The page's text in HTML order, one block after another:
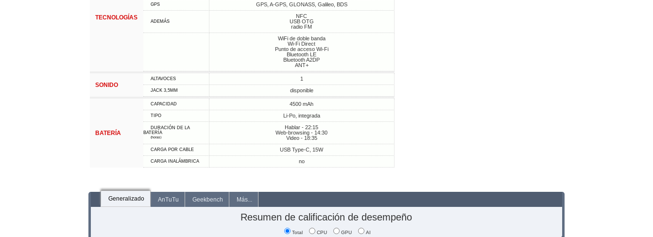
TECNOLOGÍAS
GPS GPS, A-GPS, GLONASS, Galileo, BDS
ADEMÁS
NFC
USB OTG
radio FM
WiFi de doble banda
Wi-Fi Direct
Punto de acceso Wi-Fi
Bluetooth LE
Bluetooth A2DP
ANT+
SONIDO
ALTAVOCES 1
JACK 3,5MM disponible
BATERÍA
CAPACIDAD 4500 mAh
TIPO Li-Po, integrada
DURACIÓN DE LA
BATERÍA
(horas)
Hablar - 22:15
Web-browsing - 14:30
Video - 18:35
CARGA POR CABLE USB Type-C, 15W
CARGA INALÁMBRICA no
Generalizado AnTuTu Geekbench Más...
Resumen de calificación de desempeño
Total CPU GPU AI